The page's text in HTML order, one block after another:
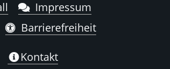
Impressum
Barrierefreiheit
Kontakt